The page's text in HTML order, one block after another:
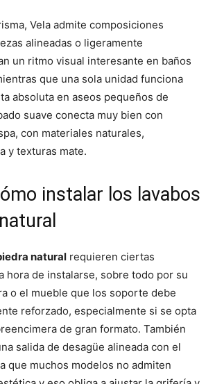
Vela admite composiciones
alineadas o ligeramente
un ritmo visual interesante en baños
que una sola unidad funciona
absoluta en aseos pequeños de
suave conecta muy bien con
con materiales naturales,
y texturas mate.
instalar los lavabos
natural requieren ciertas
hora de instalarse, sobre todo por su
o el mueble que los soporte debe
reforzado, especialmente si se opta
de gran formato. También
salida de desagüe alineada con el
que muchos modelos no admiten